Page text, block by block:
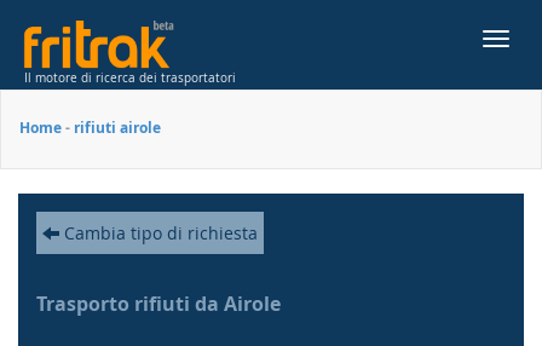
Il motore di ricerca dei trasportatori
Home- rifiuti airole
Cambia tipo di richiesta
Trasporto rifiuti da Airole